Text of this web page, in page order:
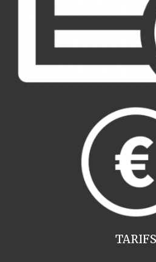
TARIFS